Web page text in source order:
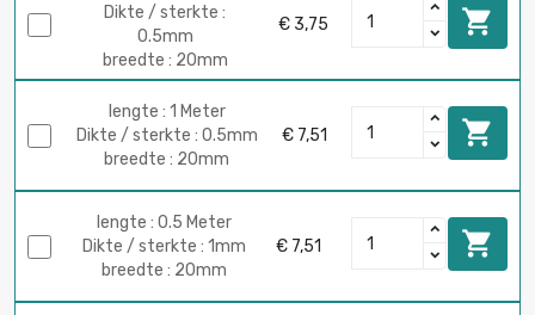
Dikte / sterkte :
0.5mm
breedte : 20mm
€ 3,75 
lengte : 1 Meter
Dikte / sterkte : 0.5mm
breedte : 20mm
€ 7,51 
lengte : 0.5 Meter
Dikte / sterkte : 1mm
breedte : 20mm
€ 7,51 